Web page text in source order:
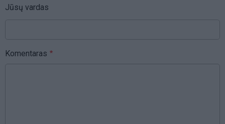
Jūsų vardas
Komentaras